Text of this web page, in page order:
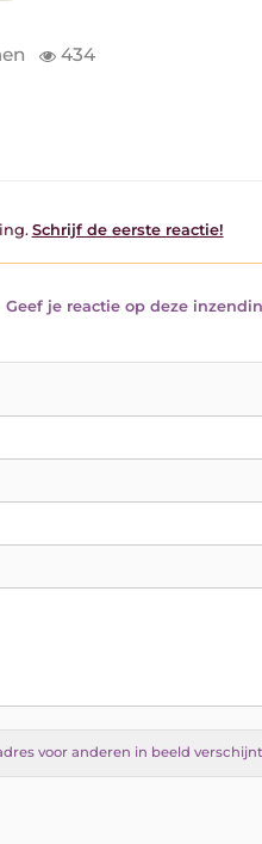
434
Schrijf de eerste reactie!
Geef je reactie op deze
voor anderen in beeld verschijnt